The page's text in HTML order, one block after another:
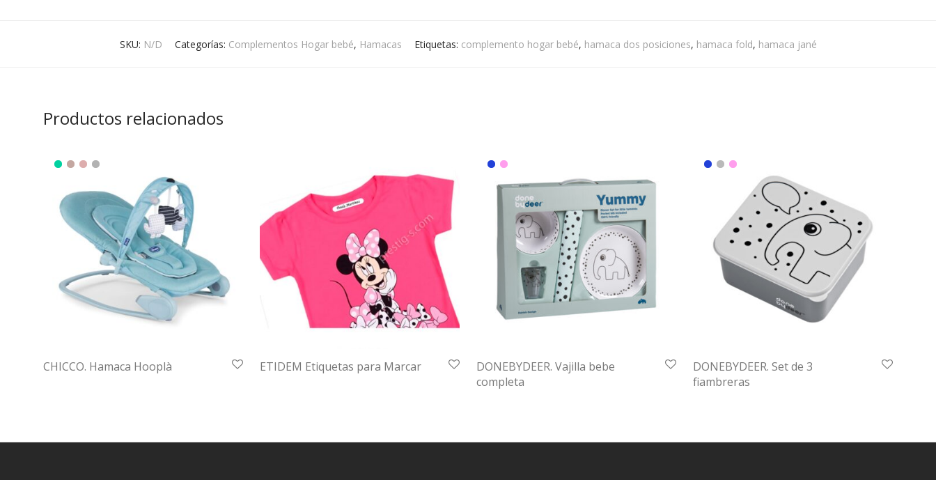
SKU: N/D Categorías: Complementos Hogar bebé, Hamacas Etiquetas: complemento hogar bebé, hamaca dos posiciones, hamaca fold, hamaca jané
Productos relacionados
CHICCO. Hamaca Hooplà ETIDEM Etiquetas para Marcar
DONEBYDEER. Vajilla bebe
completa
DONEBYDEER. Set de 3
fiambreras